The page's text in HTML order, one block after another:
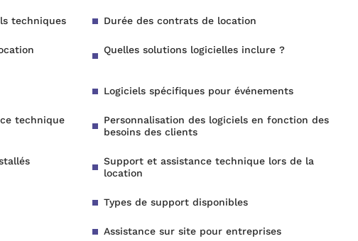
techniques Durée des contrats de location
Quelles solutions logicielles inclure ?
Logiciels spécifiques pour événements
technique
Personnalisation des logiciels en fonction des
besoins des clients
Support et assistance technique lors de la
location
Types de support disponibles
Assistance sur site pour entreprises